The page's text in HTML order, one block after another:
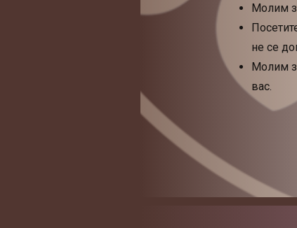
Молим
не се
Молим
вас.